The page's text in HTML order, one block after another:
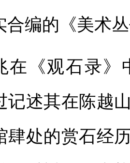
合编的《美术
在《观石录》
记述其在陈越
肆处的赏石经